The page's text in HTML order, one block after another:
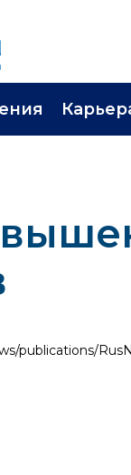
publications/